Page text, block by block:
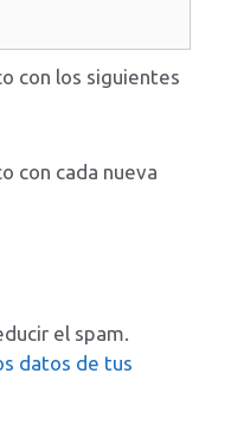
con los siguientes
con cada nueva
el spam.
datos de tus